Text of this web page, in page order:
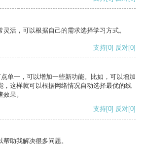
活，可以根据自己的需求选择学习方式。
支持[0] 反对[0]
单一，可以增加一些新功能。比如，可以增加
，这样就可以根据网络情况自动选择最优的线
果。
支持[0] 反对[0]
助我解决很多问题。